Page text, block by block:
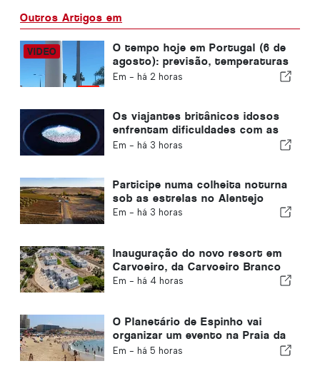
Outros Artigos em
O tempo hoje em Portugal (6 de
agosto): previsão, temperaturas
e o que esperar
Em - há 2 horas
Os viajantes britânicos idosos
enfrentam dificuldades com as
novas verificações de
Em - há 3 horas
Participe numa colheita noturna
sob as estrelas no Alentejo
Em - há 3 horas
Inauguração do novo resort em
Carvoeiro, da Carvoeiro Branco
Em - há 4 horas
O Planetário de Espinho vai
organizar um evento na Praia da
Baía durante o eclipse solar em
Em - há 5 horas